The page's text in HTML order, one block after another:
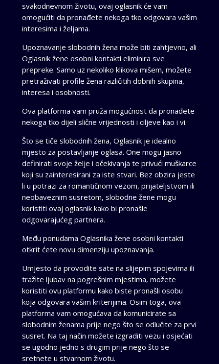
svakodnevnom životu, ovaj oglasnik će vam
omogućiti da pronađete nekoga tko odgovara vašim
interesima i željama.
Upoznavanje slobodnih žena može biti zahtjevno, ali
Oglasnik žene osobni kontakti eliminira sve
prepreke. Samo uz nekoliko klikova mišem, možete
pretraživati profile žena različitih dobnih skupina,
interesa i osobnosti.
Ova platforma vam pruža mogućnost da pronađete
nekoga tko dijeli slične vrijednosti i ciljeve kao i vi.
Što se tiče slobodnih žena, Oglasnik je idealno
mjesto za postavljanje oglasa. One mogu jasno
definirati svoje želje i očekivanja te privući muškarce
koji su zainteresirani za iste stvari. Bez obzira jeste
li u potrazi za romantičnom vezom, prijateljstvom ili
neobaveznim susretom, slobodne žene mogu
koristiti ovaj oglasnik kako bi pronašle
odgovarajućeg partnera.
Među ponudama Oglasnika žene osobni kontakti
otkrit ćete novu dimenziju upoznavanja.
Umjesto da provodite sate na slijepim spojevima ili
tražite ljubav na pogrešnim mjestima, možete
koristiti ovu platformu kako biste pronašli osobu
koja odgovara vašim kriterijima. Osim toga, ova
platforma vam omogućava da komunicirate sa
slobodnim ženama prije nego što se odlučite za prvi
susret. Na taj način možete izgraditi vezu i osjećati
se ugodno jedno s drugim prije nego što se
sretnete u stvarnom životu.